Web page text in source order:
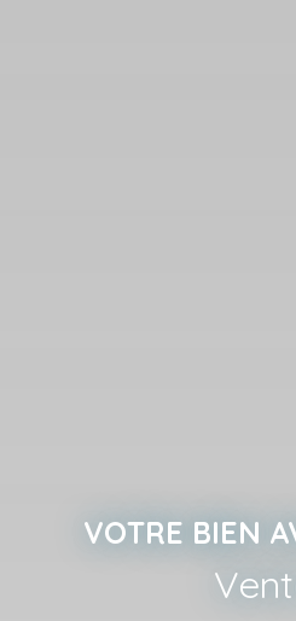
VOTRE BIEN